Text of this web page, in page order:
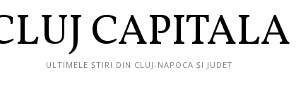
CAPITALA
ULTIMELE ȘTIRI DIN CLUJ-NAPOCA ȘI JUDEȚ